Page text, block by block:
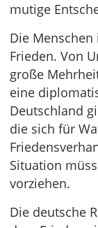
mutige
Die
Frieden. Von
große
eine
Deutschland
die sich für
Situation
vorziehen.
Die deutsche